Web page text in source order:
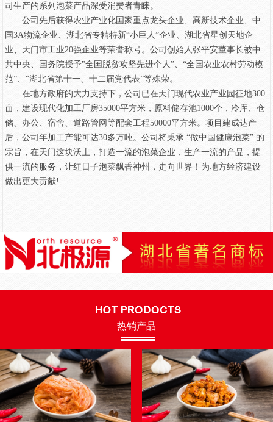
司生产的系列泡菜产品深受消费者青睐。
公司先后获得农业产业化国家重点龙头企业、高新技术企业、中
国3A物流企业、湖北省专精特新“小巨人”企业、湖北省星创天地企
业、天门市工业20强企业等荣誉称号。公司创始人张平安董事长被中
共中央、国务院授予"全国脱贫攻坚先进个人”、“全国农业农村劳动模
范”、“湖北省第十一、十二届党代表”等殊荣。
在地方政府的大力支持下，公司已在天门现代农业产业园征地300
亩，建设现代化加工厂房35000平方米，原料储存池1000个，冷库、仓
储、办公、宿舍、道路管网等配套工程50000平方米。项目建成达产
后，公司年加工产能可达30多万吨。公司将秉承 “做中国健康泡菜” 的
宗旨，在天门这块沃土，打造一流的泡菜企业，生产一流的产品，提
供一流的服务，让红日子泡菜飘香神州，走向世界！为地方经济建设
做出更大贡献!
热销产品